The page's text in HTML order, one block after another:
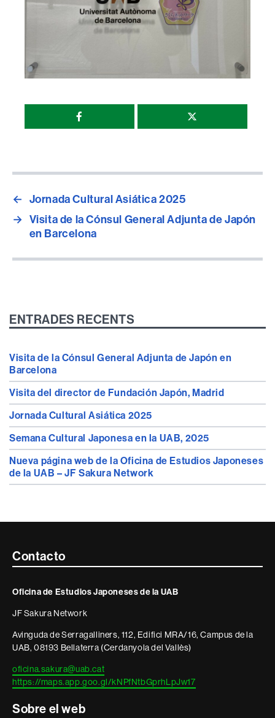
página
← Jornada Cultural Asiática 2025
→ Visita de la Cónsul General Adjunta de Japón
en Barcelona
ENTRADES RECENTS
Visita de la Cónsul General Adjunta de Japón en
Barcelona
Visita del director de Fundación Japón, Madrid
Jornada Cultural Asiática 2025
Semana Cultural Japonesa en la UAB, 2025
Nueva página web de la Oficina de Estudios Japoneses
de la UAB – JF Sakura Network
Contacte
informació
legal
Contacto
Oficina de Estudios Japoneses de la UAB
JF Sakura Network
Avinguda de Serragalliners, 112, Edifici MRA/16, Campus de la
UAB, 08193 Bellaterra (Cerdanyola del Vallès)
oficina.sakura@uab.cat
https://maps.app.goo.gl/kNPfNtbGprhLpJw17
Sobre el web